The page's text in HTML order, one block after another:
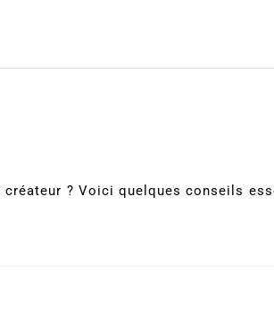
? Voici quelques conseils